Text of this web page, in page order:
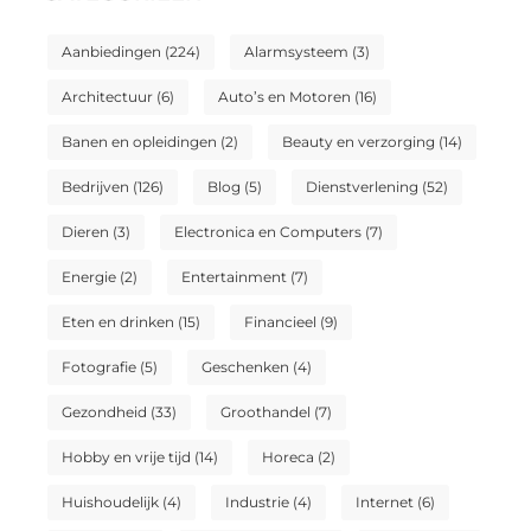
Aanbiedingen (224) Alarmsysteem (3)
Architectuur(6) Auto’s en Motoren (16)
Banen en opleidingen (2) Beauty en verzorging (14)
Bedrijven (126) Blog (5) Dienstverlening (52)
Dieren (3) Electronica en Computers(7)
Energie(2) Entertainment(7)
Eten en drinken (15) Financieel (9)
Fotografie(5) Geschenken (4)
Gezondheid (33) Groothandel (7)
Hobby en vrije tijd (14) Horeca (2)
Huishoudelijk(4) Industrie(4) Internet(6)